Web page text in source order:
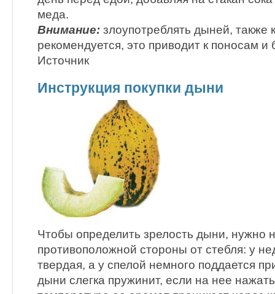
меда.
Внимание: злоупотреблять дыней, также
рекомендуется, это приводит к поносам и
Источник
Инструкция покупки дыни
Чтобы определить зрелость дыни, нужно
противоположной стороны от стебля: у
твердая, а у спелой немного поддается
дыни слегка пружинит, если на нее